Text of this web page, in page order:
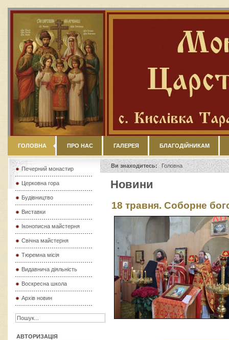
ГОЛОВНА ПРО НАС ГАЛЕРЕЯ БЛАГОДІЙНИКАМ
Печерний монастир
Церковна гора
Будівництво
Виставки
Іконописна майстерня
Свічна майстерня
Тюремна місія
Видавнича діяльність
Воскресна школа
Архів новин
АВТОРИЗАЦІЯ
Ви знаходитесь: Головна
Новини
18 травня. Соборне